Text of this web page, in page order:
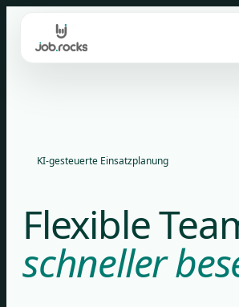
content
KI-gesteuerte Einsatzplanung
Flexible
schneller